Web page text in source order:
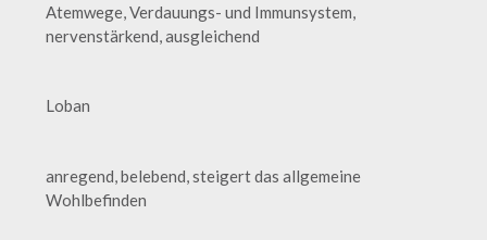
Atemwege, Verdauungs- und Immunsystem,
nervenstärkend, ausgleichend
Loban
anregend, belebend, steigert das allgemeine
Wohlbefinden